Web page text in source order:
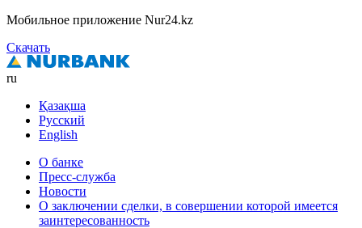
Мобильное приложение Nur24.kz
Скачать
ru
Қазақша
Русский
English
О банке
Пресс-служба
Новости
О заключении сделки, в совершении которой имеется
заинтересованность